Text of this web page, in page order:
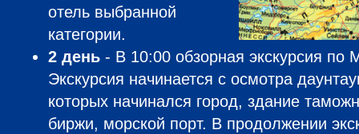
отель выбранной
категории.
2 день - В 10:00 обзорная экскурсия по
Экскурсия начинается с осмотра
которых начинался город, здание
биржи, морской порт. В продолжении